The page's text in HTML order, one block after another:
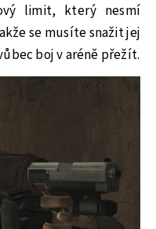
limit, který nesmí
se musíte snažit jej
boj v aréně přežít.